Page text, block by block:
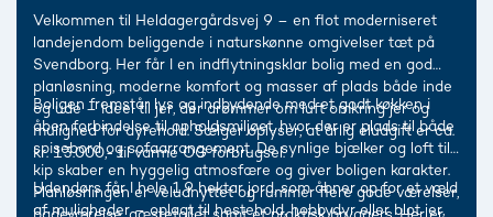
Velkommen til Heldagergårdsvej 9 – en flot moderniseret
landejendom beliggende i naturskønne omgivelser tæt på
Svendborg. Her får I en indflytningsklar bolig med en god
planløsning, moderne komfort og masser af plads både inde
og ude – ideel til jer, der drømmer om luft omkring jer og
mulighed for dyrehold. Sælger oplyser, at årlig eludgift er ca.
kr. 13.000,- til varme OG forbrugsel.
Boligen fremstår lys og indbydende med et godt køkken i
åben forbindelse til opholdsmiljøet, hvor der er plads til både
spisebord og sofaarrangement. De synlige bjælker og loft til
kip skaber en hyggelig atmosfære og giver boligen karakter.
Planløsningen er veludnyttet og rummer flere gode værelser,
Udendørs får I hele 1,9 hektar jord, som åbner op for et væld
af muligheder – oplagt til hestehold, hobbydyr eller blot jer,